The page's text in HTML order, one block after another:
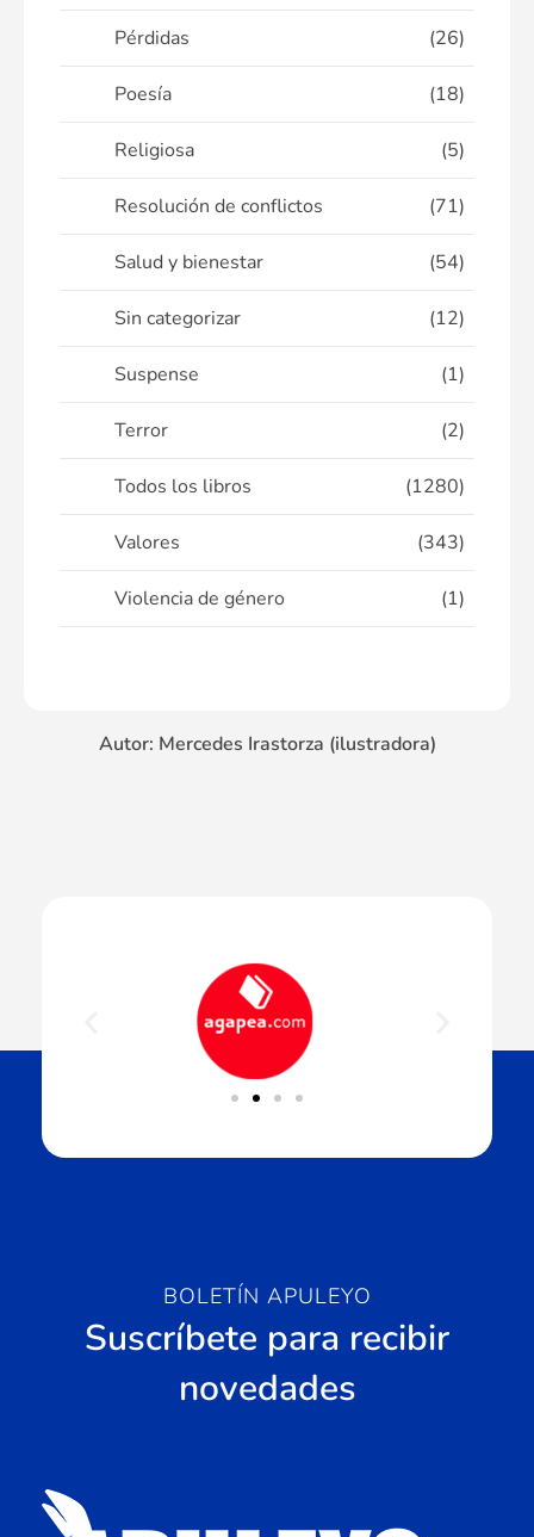
Pérdidas (26)
Poesía (18)
Religiosa (5)
Resolución de conflictos (71)
Salud y bienestar (54)
Sin categorizar (12)
Suspense (1)
Terror (2)
Todos los libros (1280)
Valores (343)
Violencia de género (1)
Autor: Mercedes Irastorza (ilustradora)
BOLETÍN APULEYO
Suscríbete para recibir
novedades